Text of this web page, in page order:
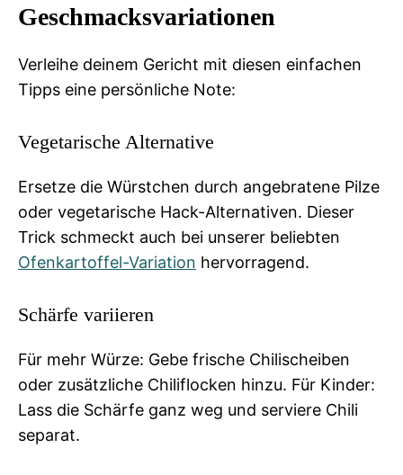
Geschmacksvariationen
Verleihe deinem Gericht mit diesen einfachen
Tipps eine persönliche Note:
Vegetarische Alternative
Ersetze die Würstchen durch angebratene Pilze
oder vegetarische Hack-Alternativen. Dieser
Trick schmeckt auch bei unserer beliebten
Ofenkartoffel-Variation hervorragend.
Schärfe variieren
Für mehr Würze: Gebe frische Chilischeiben
oder zusätzliche Chiliflocken hinzu. Für Kinder:
Lass die Schärfe ganz weg und serviere Chili
separat.